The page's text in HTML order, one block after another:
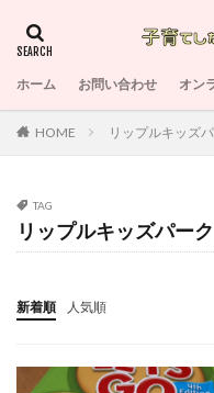
ホーム お問い合わせ オン
HOME リップルキッズ
TAG
リップルキッズパーク
新着順 人気順